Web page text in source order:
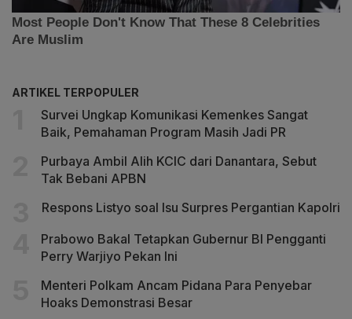
ARTIKEL TERPOPULER
Survei Ungkap Komunikasi Kemenkes Sangat
Baik, Pemahaman Program Masih Jadi PR
Purbaya Ambil Alih KCIC dari Danantara, Sebut
Tak Bebani APBN
Respons Listyo soal Isu Surpres Pergantian Kapolri
Prabowo Bakal Tetapkan Gubernur BI Pengganti
Perry Warjiyo Pekan Ini
Menteri Polkam Ancam Pidana Para Penyebar
Hoaks Demonstrasi Besar